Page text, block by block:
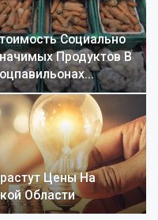
Социально
Продуктов В
Цены На
Области